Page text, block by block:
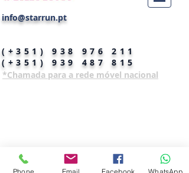
info@starrun.pt
(+351)938 976 211
(+351)939 487 815
*Chamada para a rede móvel nacional
Phone Email Facebook WhatsApp